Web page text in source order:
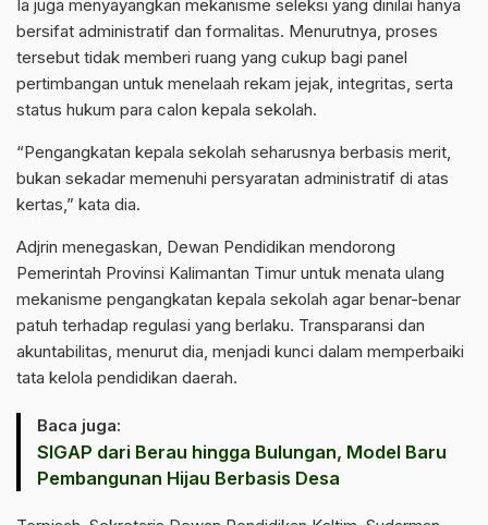
Ia juga menyayangkan mekanisme seleksi yang dinilai hanya
bersifat administratif dan formalitas. Menurutnya, proses
tersebut tidak memberi ruang yang cukup bagi panel
pertimbangan untuk menelaah rekam jejak, integritas, serta
status hukum para calon kepala sekolah.
“Pengangkatan kepala sekolah seharusnya berbasis merit,
bukan sekadar memenuhi persyaratan administratif di atas
kertas,” kata dia.
Adjrin menegaskan, Dewan Pendidikan mendorong
Pemerintah Provinsi Kalimantan Timur untuk menata ulang
mekanisme pengangkatan kepala sekolah agar benar-benar
patuh terhadap regulasi yang berlaku. Transparansi dan
akuntabilitas, menurut dia, menjadi kunci dalam memperbaiki
tata kelola pendidikan daerah.
Baca juga:
SIGAP dari Berau hingga Bulungan, Model Baru
Pembangunan Hijau Berbasis Desa